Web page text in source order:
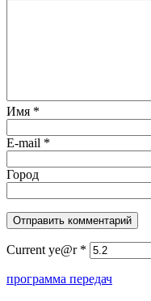
Имя *
E-mail *
Город
Current ye@r *
программа передач